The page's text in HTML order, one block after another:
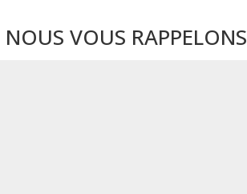
NOUS VOUS RAPPELONS